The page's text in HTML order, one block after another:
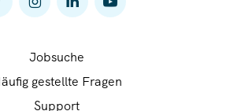
Jobsuche
gestellte Fragen
Support